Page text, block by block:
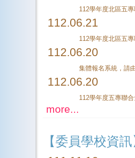
112.06.21
112.06.20
112.06.20
112學年度五專聯
more...
【委員學校資